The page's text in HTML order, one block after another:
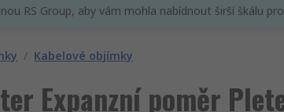
RS Group, aby vám mohla nabídnout širší škálu
/ Kabelové objímky
Expanzní poměr